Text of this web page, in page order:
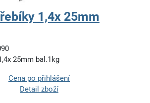
1,4x 25mm
25mm bal.1kg
Cena po přihlášení
Detail zboží